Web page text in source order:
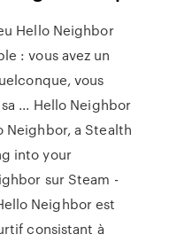
Hello Neighbor
: vous avez un
vous
... Hello Neighbor
Neighbor, a Stealth
into your
sur Steam -
Neighbor est
consistant à